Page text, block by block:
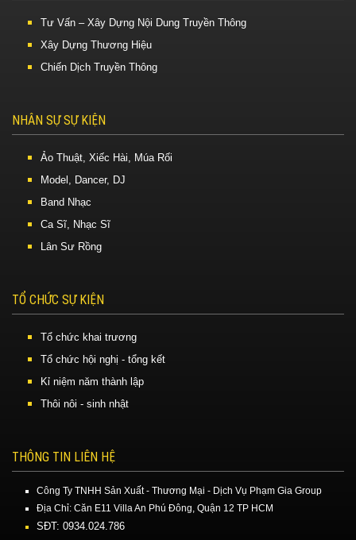
Tư Vấn – Xây Dựng Nội Dung Truyền Thông
Xây Dựng Thương Hiệu
Chiến Dịch Truyền Thông
NHÂN SỰ SỰ KIỆN
Ảo Thuật, Xiếc Hài, Múa Rối
Model, Dancer, DJ
Band Nhạc
Ca Sĩ, Nhạc Sĩ
Lân Sư Rồng
TỔ CHỨC SỰ KIỆN
Tổ chức khai trương
Tổ chức hội nghị - tổng kết
Kỉ niệm năm thành lập
Thôi nôi - sinh nhật
THÔNG TIN LIÊN HỆ
Công Ty TNHH Sản Xuất - Thương Mại - Dịch Vụ Phạm Gia Group
Địa Chỉ: Căn E11 Villa An Phú Đông, Quận 12 TP HCM
SĐT: 0934.024.786